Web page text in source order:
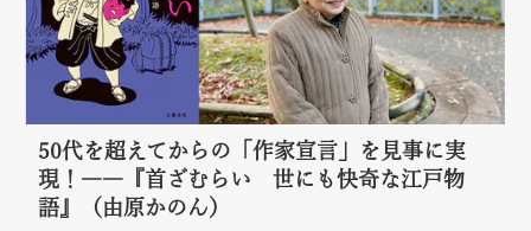
50代を超えてからの「作家宣言」を見事に実
現！――『首ざむらい 世にも快奇な江戸物
語』（由原かのん）